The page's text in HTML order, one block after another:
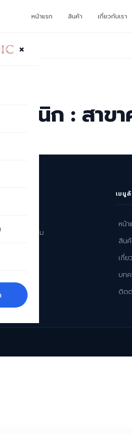
หน้าแรก สินค้า เกี่ยวกับเรา
×
วาม
ลินิก : สาขา
จัดจำหน่าย
ระดับพรีเมียม
เมนู
หน้า
สินค้
เกี่ย
บท
ติด